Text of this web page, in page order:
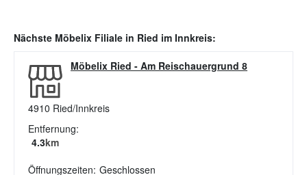
Nächste Möbelix Filiale in Ried im Innkreis:
Möbelix Ried - Am Reischauergrund 8
4910 Ried/Innkreis
Entfernung:
4.3km
Öffnungszeiten: Geschlossen